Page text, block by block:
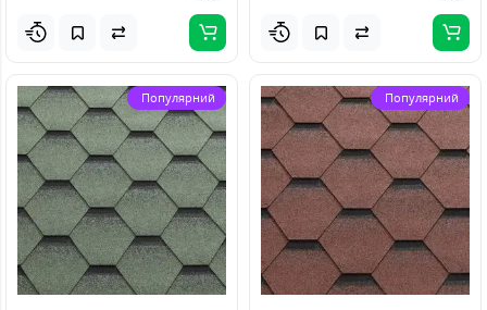
Популярний Популярний